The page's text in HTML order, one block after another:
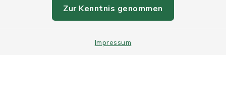
Zur Kenntnis genommen
Impressum
Sitemap
Intranet